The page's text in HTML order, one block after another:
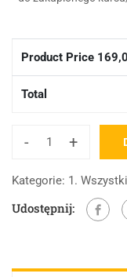
Product Price
Total
- +
Kategorie: 1.
Udostępnij: